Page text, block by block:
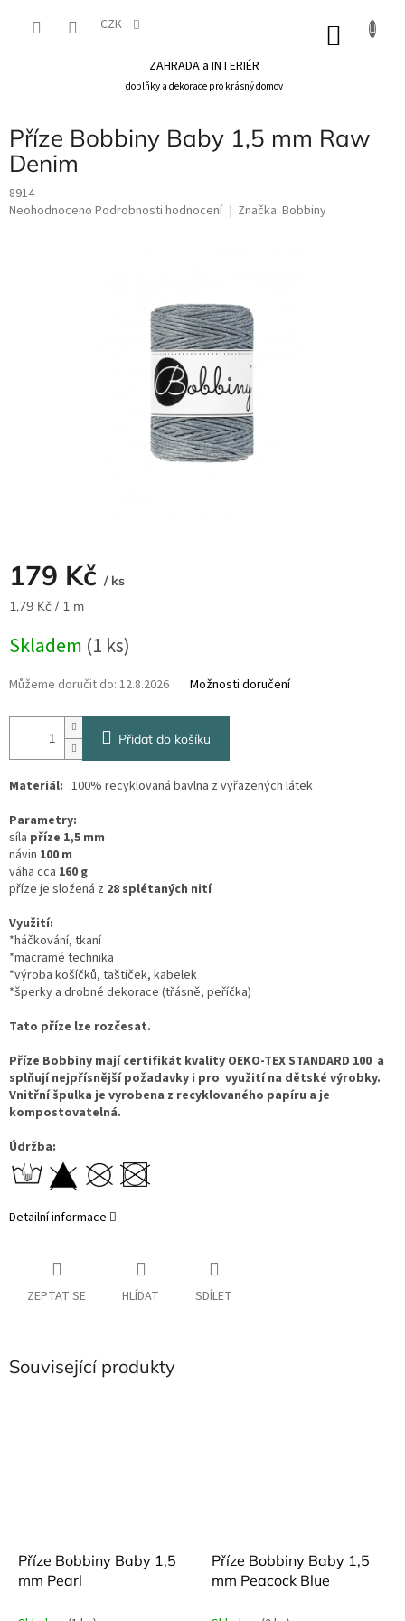
CZK
ZAHRADA a INTERIÉR
doplňky a dekorace pro krásný domov
Příze Bobbiny Baby 1,5 mm Raw
Denim
8914
Průměrné
Neohodnoceno Podrobnosti hodnocení Značka: Bobbiny
179 Kč / ks
Měrná
1,79 Kč / 1 m
Skladem (1 ks)
Můžeme doručit do: 12.8.2026 Možnosti doručení
Přidat do košíku
Materiál: 100% recyklovaná bavlna z vyřazených látek
Parametry:
síla příze 1,5 mm
návin 100 m
váha cca 160 g
příze je složená z 28 splétaných nití
Využití:
*háčkování, tkaní
*macramé technika
*výroba košíčků, taštiček, kabelek
*šperky a drobné dekorace (třásně, peříčka)
Tato příze lze rozčesat.
Příze Bobbiny mají certifikát kvality OEKO-TEX STANDARD 100 a
splňují nejpřísnější požadavky i pro využití na dětské výrobky.
Vnitřní špulka je vyrobena z recyklovaného papíru a je
kompostovatelná.
Údržba:
Detailní informace
ZEPTAT SE HLÍDAT SDÍLET
Související produkty
Příze Bobbiny Baby 1,5
mm Pearl
Příze Bobbiny Baby 1,5
mm Peacock Blue